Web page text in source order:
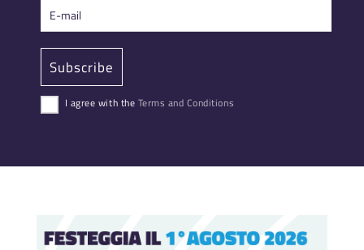
I agree with the Terms and Conditions